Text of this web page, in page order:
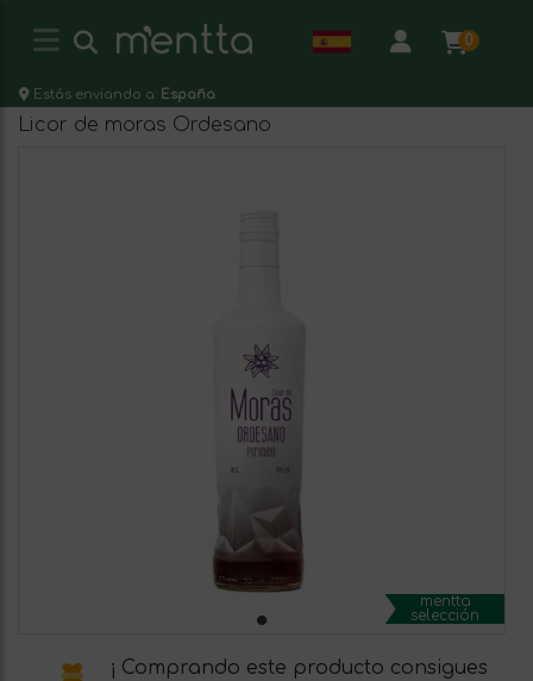
0
Estás enviando a: España
Licor de moras Ordesano
mentta
selección
¡ Comprando este producto consigues